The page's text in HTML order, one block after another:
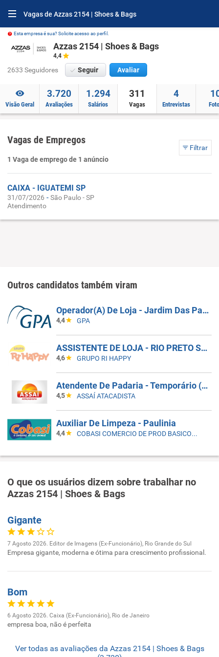
Vagas de Azzas 2154 | Shoes & Bags
Esta empresa é sua? Solicite acesso ao perfil.
Azzas 2154 | Shoes & Bags
4,4
2633 Seguidores Seguir Avaliar
Visão Geral
3.720
Avaliações
1.294
Salários
311
Vagas
4
Entrevistas
Vagas de Empregos
Filtrar
1 Vaga de emprego de 1 anúncio
CAIXA - IGUATEMI SP
31/07/2026 -São Paulo - SP
Atendimento
Outros candidatos também viram
Operador(A) De Loja - Jardim Das Palmeiras - Campinas SP
4,4 GPA
ASSISTENTE DE LOJA - RIO PRETO SHOPPING - EFETIVO
4,6 GRUPO RI HAPPY
Atendente De Padaria - Temporário (Alto Da XV)
4,5 ASSAÍ ATACADISTA
Auxiliar De Limpeza - Paulinia
4,4 COBASI COMERCIO DE PROD BASICOS E INDUSTRIALIZADOS LTDA
O que os usuários dizem sobre trabalhar no
Azzas 2154 | Shoes & Bags
Gigante
7 Agosto 2026. Editor de Imagens (Ex-Funcionário), Rio Grande do Sul
Empresa gigante, moderna e ótima para crescimento profissional.
Bom
6 Agosto 2026. Caixa (Ex-Funcionário), Rio de Janeiro
empresa boa, não é perfeita
Ver todas as avaliações da Azzas 2154 | Shoes & Bags